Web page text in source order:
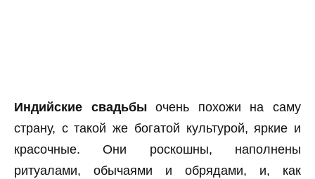
Индийские свадьбыочень похожи на саму
страну, с такой же богатой культурой, яркие и
красочные. Они роскошны, наполнены
ритуалами, обычаями и обрядами, и, как